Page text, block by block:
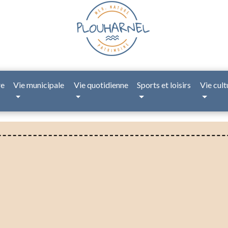
Vie municipale Vie quotidienne Sports et loisirs Vie